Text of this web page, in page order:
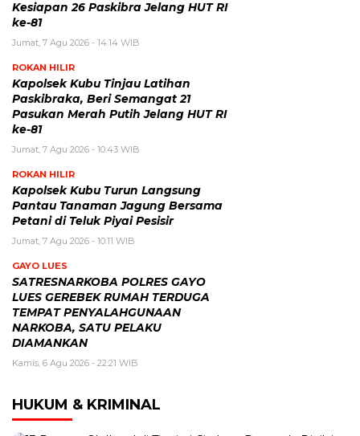
Kesiapan 26 Paskibra Jelang HUT RI
ke-81
Jumat, 7 Agu 2026 - 14:14 WIB
ROKAN HILIR
Kapolsek Kubu Tinjau Latihan
Paskibraka, Beri Semangat 21
Pasukan Merah Putih Jelang HUT RI
ke-81
Jumat, 7 Agu 2026 - 10:43 WIB
ROKAN HILIR
Kapolsek Kubu Turun Langsung
Pantau Tanaman Jagung Bersama
Petani di Teluk Piyai Pesisir
Jumat, 7 Agu 2026 - 10:11 WIB
GAYO LUES
SATRESNARKOBA POLRES GAYO
LUES GEREBEK RUMAH TERDUGA
TEMPAT PENYALAHGUNAAN
NARKOBA, SATU PELAKU
DIAMANKAN
Kamis, 6 Agu 2026 - 22:21 WIB
HUKUM & KRIMINAL